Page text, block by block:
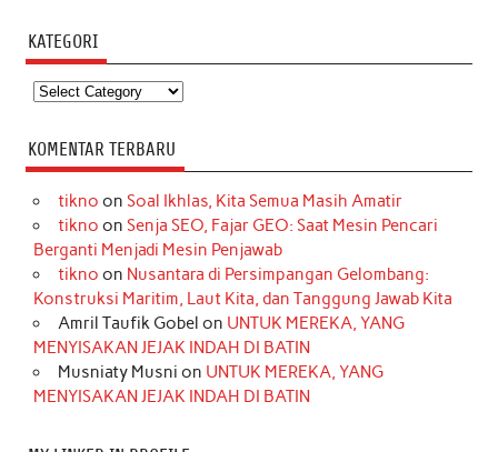
KATEGORI
Kategori
KOMENTAR TERBARU
tikno on Soal Ikhlas, Kita Semua Masih Amatir
tikno on Senja SEO, Fajar GEO: Saat Mesin Pencari
Berganti Menjadi Mesin Penjawab
tikno on Nusantara di Persimpangan Gelombang:
Konstruksi Maritim, Laut Kita, dan Tanggung Jawab Kita
Amril Taufik Gobel on UNTUK MEREKA, YANG
MENYISAKAN JEJAK INDAH DI BATIN
Musniaty Musni on UNTUK MEREKA, YANG
MENYISAKAN JEJAK INDAH DI BATIN